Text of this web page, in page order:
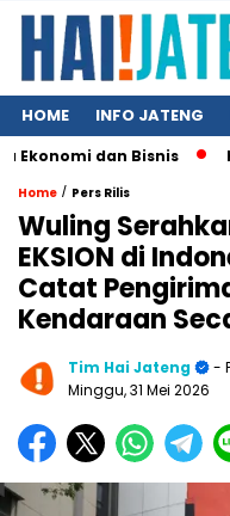
HOME INFO JATENG
dan Bisnis Kunci
Home / Pers Rilis
Wuling
EKSION di
Catat
Kendaraan
Tim Hai Jateng
-
Minggu, 31 Mei 2026